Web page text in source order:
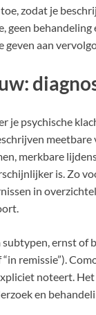
zodat je
geen
aan
je psychische
merkbare
is. Zo
in
ernst of
“in remissie”).
noteert.
en